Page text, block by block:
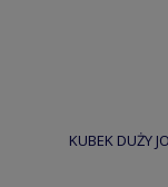
KUBEK DUŻY